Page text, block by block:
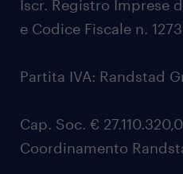
Iscr. Registro Imprese
e Codice Fiscale n.
Partita IVA: Randstad
Cap. Soc. €
Coordinamento